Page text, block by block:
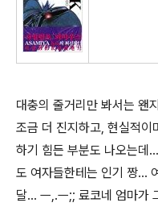
대충의 줄거리만 봐서는 왠
조금 더 진지하고, 현실적
하기 힘든 부분도 나오는데
도 여자들한테는 인기 짱...
달... ㅡ,.ㅡ;; 료코네 엄마가